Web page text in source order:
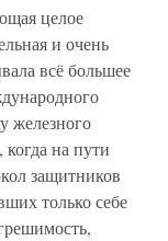
целое
и очень
всё большее
железного
на пути
защитников
только себе